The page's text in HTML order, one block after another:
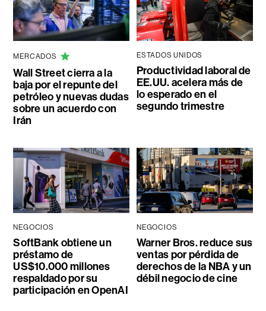
MERCADOS
Wall Street cierra a la
baja por el repunte del
petróleo y nuevas dudas
sobre un acuerdo con
Irán
ESTADOS UNIDOS
Productividad laboral de
EE.UU. acelera más de
lo esperado en el
segundo trimestre
NEGOCIOS
SoftBank obtiene un
préstamo de
US$10.000 millones
respaldado por su
participación en OpenAI
NEGOCIOS
Warner Bros. reduce sus
ventas por pérdida de
derechos de la NBA y un
débil negocio de cine